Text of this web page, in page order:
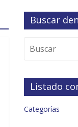
Buscar
Listado
Categorías